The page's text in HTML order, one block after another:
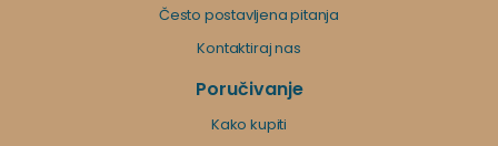
Često postavljena pitanja
Kontaktiraj nas
Poručivanje
Kako kupiti